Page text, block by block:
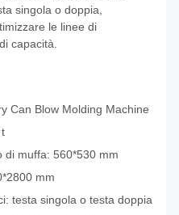
singola o doppia,
le linee di
capacità.
Can Blow Molding Machine
di muffa: 560*530 mm
mm
testa singola o testa doppia